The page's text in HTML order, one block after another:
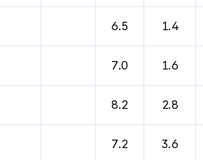
6.5 1.4
7.0 1.6
8.2 2.8
7.2 3.6